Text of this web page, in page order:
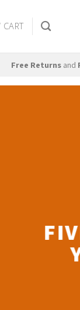
CART /
Free Returns and